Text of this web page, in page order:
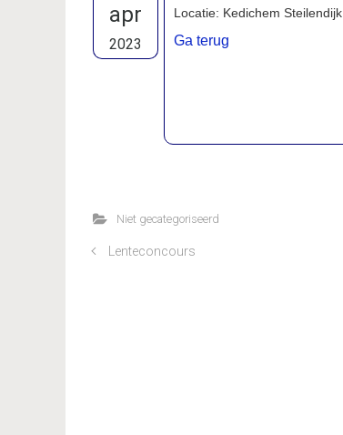
apr
2023
Locatie: Kedichem Steilendijk
Ga terug
Niet gecategoriseerd
Lenteconcours